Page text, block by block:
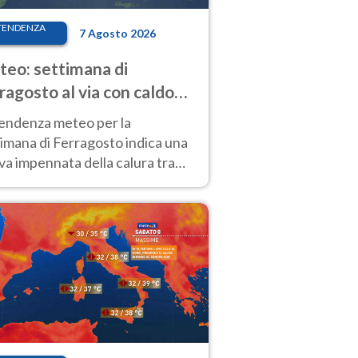
7 Agosto 2026
settimana di
al via con caldo
e qualche temporale
meteo per la
di Ferragosto indica una
impennata della calura tra
al Nord.